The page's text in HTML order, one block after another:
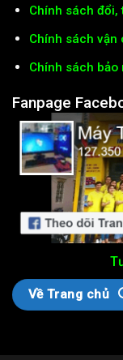
Chính sách đổi,
Chính sách vận
Chính sách
Fanpage
Về Trang chủ